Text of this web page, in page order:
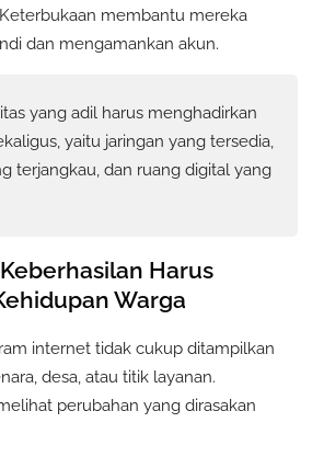
membantu mereka
dan mengamankan akun.
yang adil harus menghadirkan
yaitu jaringan yang tersedia,
terjangkau, dan ruang digital yang
Harus
Warga
internet tidak cukup ditampilkan
desa, atau titik layanan.
perubahan yang dirasakan